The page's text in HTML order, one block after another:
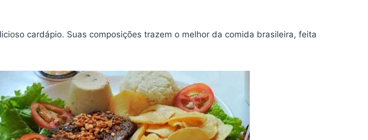
cardápio. Suas composições trazem o melhor da comida brasileira, feita